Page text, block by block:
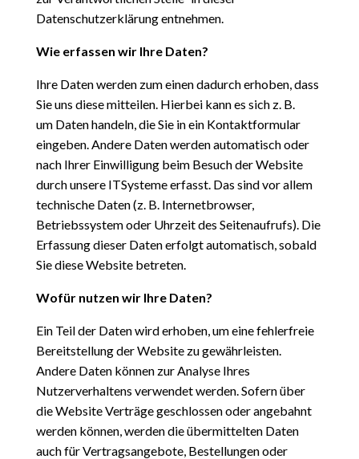
Datenschutzerklärung entnehmen.
Wie erfassen wir Ihre Daten?
Ihre Daten werden zum einen dadurch erhoben, dass
Sie uns diese mitteilen. Hierbei kann es sich z. B.
um Daten handeln, die Sie in ein Kontaktformular
eingeben.Andere Daten werden automatisch oder
nach Ihrer Einwilligung beim Besuch der Website
durch unsere ITSystemeerfasst. Das sind vor allem
technische Daten (z. B. Internetbrowser,
Betriebssystem oder Uhrzeitdes Seitenaufrufs). Die
Erfassung dieser Daten erfolgt automatisch, sobald
Sie diese Website betreten.
Wofür nutzen wir Ihre Daten?
Ein Teil der Daten wird erhoben, um eine fehlerfreie
Bereitstellung der Website zu gewährleisten.
Andere Daten können zur Analyse Ihres
Nutzerverhaltens verwendet werden. Sofern über
die Website Verträgegeschlossen oder angebahnt
werden können, werden die übermittelten Daten
auch für Vertragsangebote, Bestellungen oder